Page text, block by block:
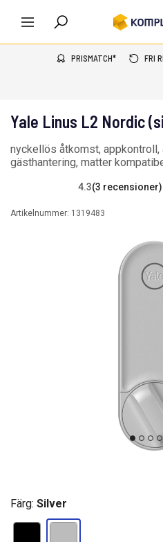
PRISMATCH* FRI
Yale Linus L2 Nordic
nyckellös åtkomst,
gästhantering, matter
4.3(3 recensioner)
Artikelnummer: 1319483
Färg: Silver